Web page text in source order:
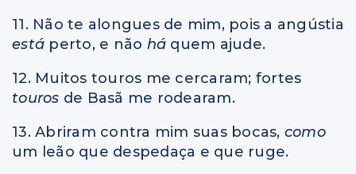
11. Não te alongues de mim, pois a angústia
está perto, e não há quem ajude.
12. Muitos touros me cercaram; fortes
touros de Basã me rodearam.
13. Abriram contra mim suas bocas, como
um leão que despedaça e que ruge.